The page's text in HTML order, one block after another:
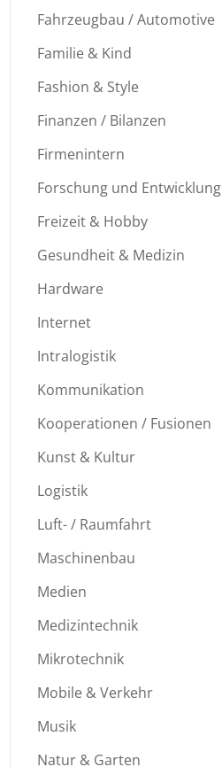
Fahrzeugbau / Automotive
Familie & Kind
Fashion & Style
Finanzen / Bilanzen
Firmenintern
Forschung und Entwicklung
Freizeit & Hobby
Gesundheit & Medizin
Hardware
Internet
Intralogistik
Kommunikation
Kooperationen / Fusionen
Kunst & Kultur
Logistik
Luft- / Raumfahrt
Maschinenbau
Medien
Medizintechnik
Mikrotechnik
Mobile & Verkehr
Musik
Natur & Garten